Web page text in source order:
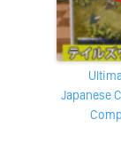
Ultimate Weird
Japanese